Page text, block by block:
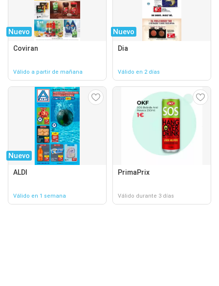
Nuevo
Coviran
Válido a partir de mañana
Nuevo
Dia
Válido en 2 días
Nuevo
ALDI
Válido en 1 semana
PrimaPrix
Válido durante 3 días